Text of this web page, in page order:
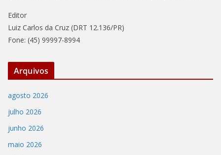
Editor
Luiz Carlos da Cruz (DRT 12.136/PR)
Fone: (45) 99997-8994
Arquivos
agosto 2026
julho 2026
junho 2026
maio 2026